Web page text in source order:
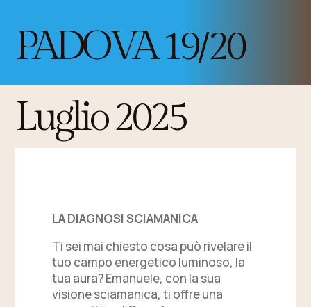
PADOVA 19/20
Luglio 2025
LA DIAGNOSI SCIAMANICA
Ti sei mai chiesto cosa può rivelare il
tuo campo energetico luminoso, la
tua aura? Emanuele, con la sua
visione sciamanica, ti offre una